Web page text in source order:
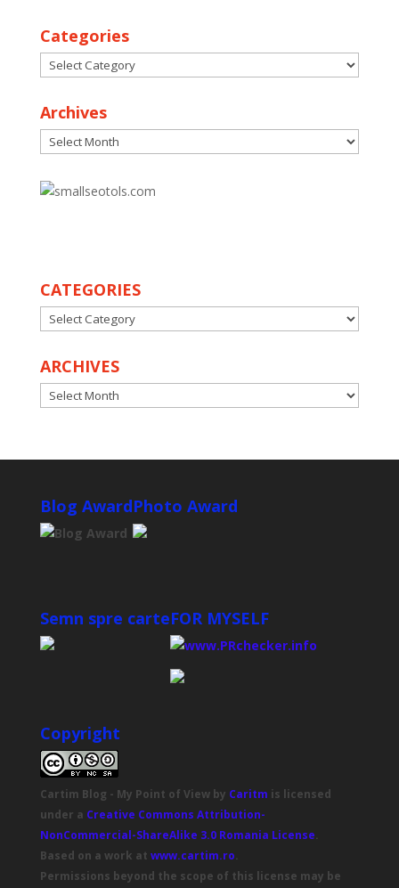
Categories
Categories
Archives
Archives
CATEGORIES
CATEGORIES
ARCHIVES
ARCHIVES
Blog AwardPhoto Award
Semn spre carteFOR MYSELF
Copyright
Cartim Blog - My Point of Viewby Caritm is licensed
under a Creative Commons Attribution-
NonCommercial-ShareAlike 3.0 Romania License.
Based on a work at www.cartim.ro.
Permissions beyond the scope of this license may be